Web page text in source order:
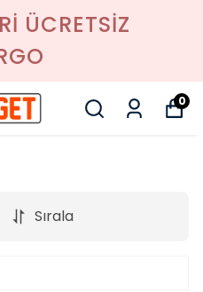
ÜCRETSIZ
0
Sırala